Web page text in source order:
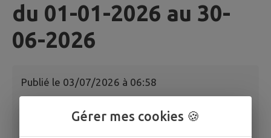
du 01-01-2026 au 30-
06-2026
Publié le 03/07/2026 à 06:58
registre d'urbanisme du 01-01-2026 au 30-
Gérer mes cookies 🍪